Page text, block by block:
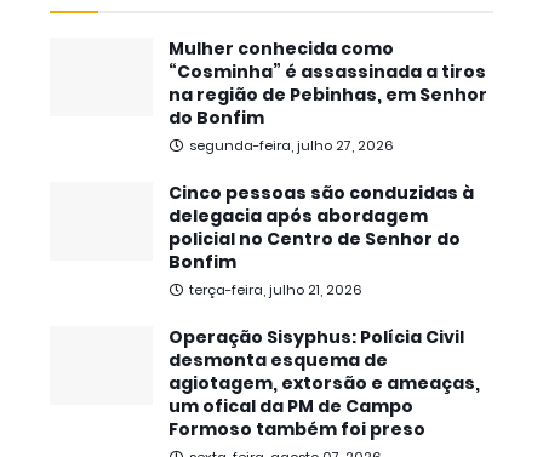
Mulher conhecida como
“Cosminha” é assassinada a tiros
na região de Pebinhas, em Senhor
do Bonfim
segunda-feira, julho 27, 2026
Cinco pessoas são conduzidas à
delegacia após abordagem
policial no Centro de Senhor do
Bonfim
terça-feira, julho 21, 2026
Operação Sisyphus: Polícia Civil
desmonta esquema de
agiotagem, extorsão e ameaças,
um ofical da PM de Campo
Formoso também foi preso